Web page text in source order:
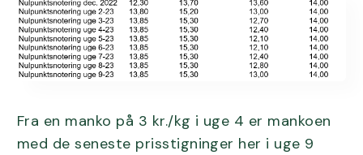
Fra en manko på 3 kr./kg i uge 4 er mankoen
med de seneste prisstigninger her i uge 9